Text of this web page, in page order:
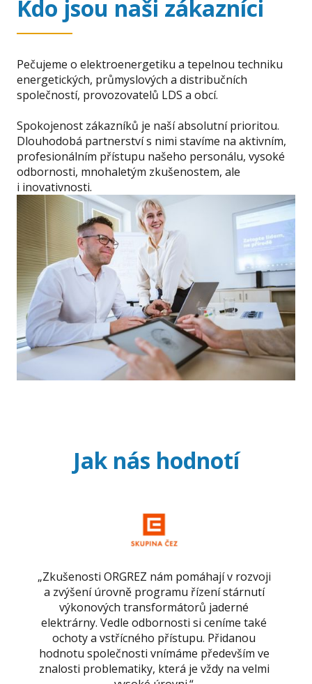
Kdo jsou naši zákazníci
Pečujeme o elektroenergetiku a tepelnou techniku
energetických, průmyslových a distribučních
společností, provozovatelů LDS a obcí.
Spokojenost zákazníků je naší absolutní prioritou.
Dlouhodobá partnerství s nimi stavíme na aktivním,
profesionálním přístupu našeho personálu, vysoké
odbornosti, mnohaletým zkušenostem, ale
i inovativnosti.
Jak nás hodnotí
„Zkušenosti ORGREZ nám pomáhají v rozvoji
a zvýšení úrovně programu řízení stárnutí
výkonových transformátorů jaderné
elektrárny. Vedle odbornosti si ceníme také
ochoty a vstřícného přístupu. Přidanou
hodnotu společnosti vnímáme především ve
znalosti problematiky, která je vždy na velmi